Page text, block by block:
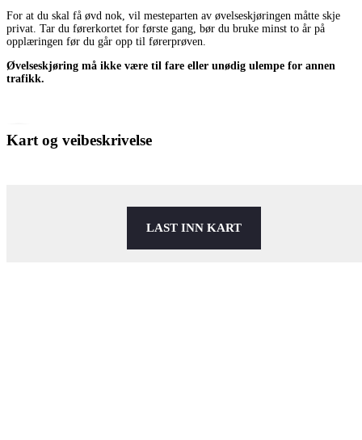
For at du skal få øvd nok, vil mesteparten av øvelseskjøringen måtte skje
privat. Tar du førerkortet for første gang, bør du bruke minst to år på
opplæringen før du går opp til førerprøven.
Øvelseskjøring må ikke være til fare eller unødig ulempe for annen
trafikk.
Kart og veibeskrivelse
LAST INN KART